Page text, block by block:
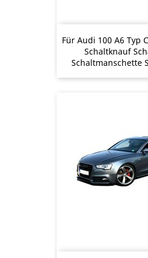
Für Audi 100 A6 Typ
Schaltknauf
Schaltmanschette